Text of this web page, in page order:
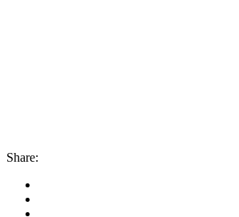
Share: